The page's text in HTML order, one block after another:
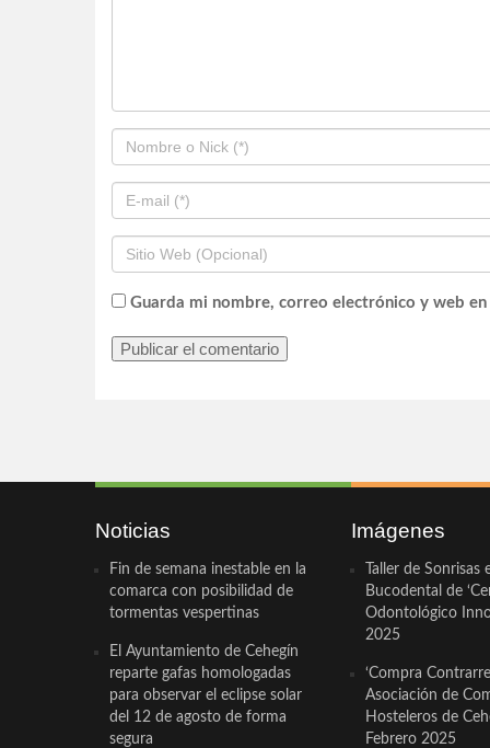
Guarda mi nombre, correo electrónico y web
Noticias
Fin de semana inestable en la
comarca con posibilidad de
tormentas vespertinas
El Ayuntamiento de Cehegín
reparte gafas homologadas
para observar el eclipse solar
del 12 de agosto de forma
segura
Imágenes
Taller de Sonrisas
Bucodental de
Odontológico
2025
‘Compra
Asociación de
Hosteleros de
Febrero 2025